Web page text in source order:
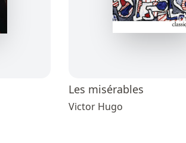
Les misérables
Victor Hugo